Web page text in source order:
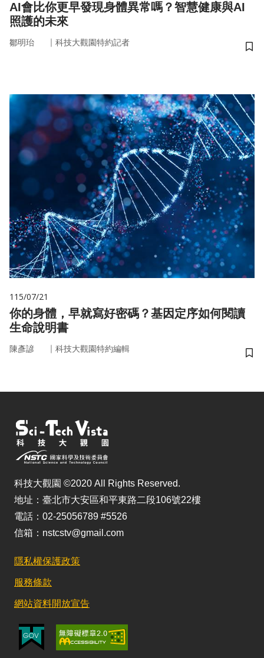
AI會比你更早發現身體異常嗎？智慧健康與AI
照護的未來
鄒明珆 ｜ 科技大觀園特約記者
儲
115/07/21
你的身體，早就寫好密碼？基因定序如何閱讀
生命說明書
陳彥諺 ｜ 科技大觀園特約編輯
儲
科技大觀園 ©2020 All Rights Reserved.
地址：臺北市大安區和平東路二段106號22樓
電話：02-25056789 #5526
信箱：nstcstv@gmail.com
隱私權保護政策
服務條款
網站資料開放宣告